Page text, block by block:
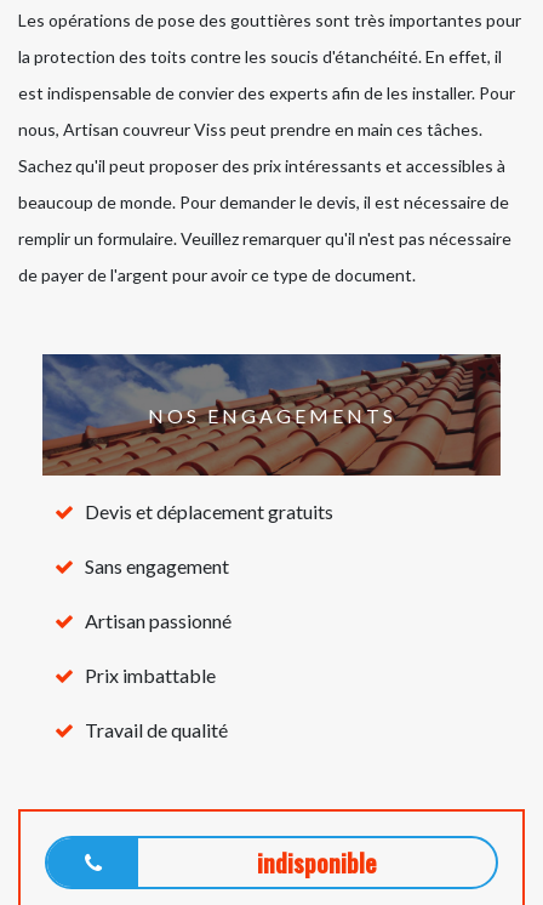
Les opérations de pose des gouttières sont très importantes pour
la protection des toits contre les soucis d'étanchéité. En effet, il
est indispensable de convier des experts afin de les installer. Pour
nous, Artisan couvreur Viss peut prendre en main ces tâches.
Sachez qu'il peut proposer des prix intéressants et accessibles à
beaucoup de monde. Pour demander le devis, il est nécessaire de
remplir un formulaire. Veuillez remarquer qu'il n'est pas nécessaire
de payer de l'argent pour avoir ce type de document.
NOS ENGAGEMENTS
Devis et déplacement gratuits
Sans engagement
Artisan passionné
Prix imbattable
Travail de qualité
indisponible